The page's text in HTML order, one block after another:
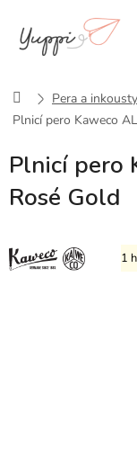
obsah
DomůPera a inkousty
Plnicí pero Kaweco
Plnicí pero
Rosé Gold
1